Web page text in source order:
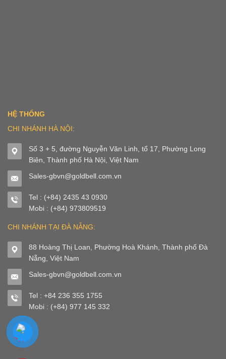
HỆ THỐNG
CHI NHÁNH HÀ NỘI:
Số 3 + 5, đường Nguyễn Văn Linh, tổ 17, Phường Long
Biên, Thành phố Hà Nội, Việt Nam
Sales-gbvn@goldbell.com.vn
Tel : (+84) 2435 43 0930
Mobi : (+84) 973809519
CHI NHÁNH TẠI ĐÀ NẴNG:
88 Hoàng Thị Loan, Phường Hoà Khánh, Thành phố Đà
Nẵng, Việt Nam
Sales-gbvn@goldbell.com.vn
Tel : +84 236 355 1755
Mobi : (+84) 977 145 332